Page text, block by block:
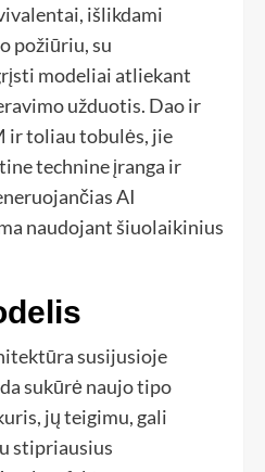
išlikdami
požiūriu, su
modeliai atliekant
užduotis. Dao ir
ir toliau tobulės, jie
technine įranga ir
AI
naudojant šiuolaikinius
susijusioje
sukūrė naujo tipo
jų teigimu, gali
stipriausius